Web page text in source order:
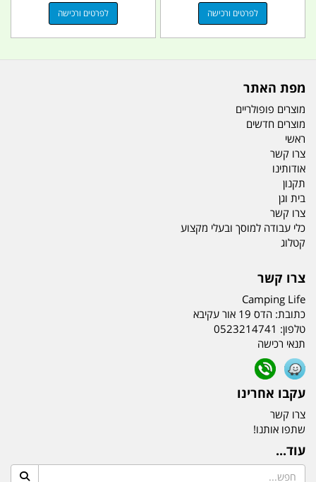
לפרטים ורכישה לפרטים ורכישה
מפת האתר
מוצרים פופולריים
מוצרים חדשים
ראשי
צרו קשר
אודותינו
תקנון
בית וגן
צרו קשר
כלי עבודה למוסך ובעלי מקצוע
קטלוג
צרו קשר
Camping Life
כתובת: הדס 19 אור עקיבא
טלפון: 0523214741
תנאי רכישה
עקבו אחרינו
צרו קשר
שתפו אותנו!
עוד...